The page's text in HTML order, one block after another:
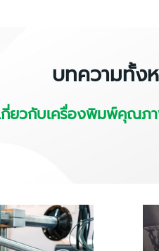
บทความทั้ง
เกี่ยวกับเครื่องพิมพ์คุณ